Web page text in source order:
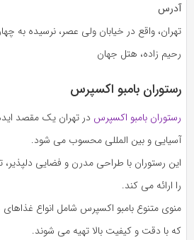
آدرس
تهران، واقع در خیابان ولی‌ عصر، نرسیده به
رحیم‌ زاده، هتل جهان
رستوران بامبو اکسپرس
رستوران بامبو اکسپرس در تهران یک مقصد
آسیایی و بین‌ المللی محسوب می‌ شود.
این رستوران با طراحی مدرن و فضایی
را ارائه می‌ کند.
منوی متنوع بامبو اکسپرس شامل انواع غذاهای
که با دقت و کیفیت بالا تهیه می‌ شوند.